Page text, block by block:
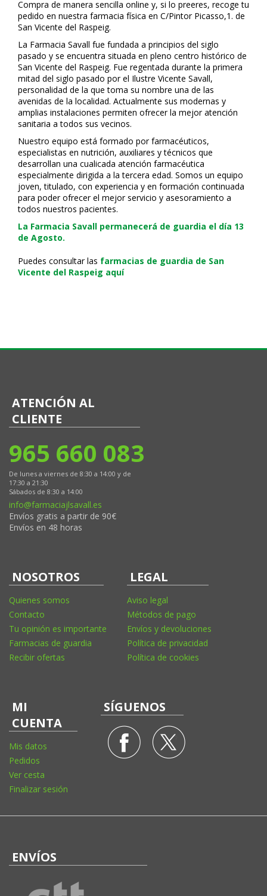
Compra de manera sencilla online y, si lo prefieres, recoge tu
pedido en nuestra farmacia física en C/Pintor Picasso,1. de
San Vicente del Raspeig.
La Farmacia Savall fue fundada a principios del siglo
pasado y se encuentra situada en pleno centro histórico de
San Vicente del Raspeig. Fue regentada durante la primera
mitad del siglo pasado por el Ilustre Vicente Savall,
personalidad de la que toma su nombre una de las
avenidas de la localidad. Actualmente sus modernas y
amplias instalaciones permiten ofrecer la mejor atención
sanitaria a todos sus vecinos.
Nuestro equipo está formado por farmacéuticos,
especialistas en nutrición, auxiliares y técnicos que
desarrollan una cualificada atención farmacéutica
especialmente dirigida a la tercera edad. Somos un equipo
joven, titulado, con experiencia y en formación continuada
para poder ofrecer el mejor servicio y asesoramiento a
todos nuestros pacientes.
La Farmacia Savall permanecerá de guardia el día 13
de Agosto.
Puedes consultar las farmacias de guardia de San
Vicente del Raspeig aquí
ATENCIÓN AL
CLIENTE
965 660 083
De lunes a viernes de 8:30 a 14:00 y de
17:30 a 21:30
Sábados de 8:30 a 14:00
info@farmaciajlsavall.es
Envíos gratis a partir de 90€
Envíos en 48 horas
NOSOTROS
Quienes somos
Contacto
Tu opinión es importante
Farmacias de guardia
Recibir ofertas
LEGAL
Aviso legal
Métodos de pago
Envíos y devoluciones
Política de privacidad
Política de cookies
MI
CUENTA
Mis datos
Pedidos
Ver cesta
Finalizar sesión
SÍGUENOS
ENVÍOS